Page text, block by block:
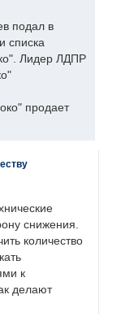
подал в
списка
Лидер ЛДПР
продает
снижения.
количество
к
делают